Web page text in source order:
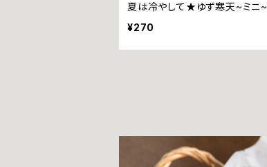
夏は冷やして★ゆず寒天~ミニ~
¥270